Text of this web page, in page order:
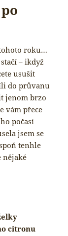
roku…
– ikdyž
usušit
do průvanu
jenom brzo
vám přece
počasí
jsem se
tenhle
nějaké
citronu